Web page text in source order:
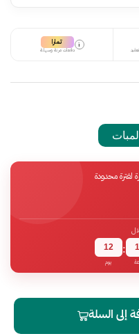
i تمارا
دفعات مرنة وسهلة
لفترة محدودة
12
يوم
:
إلى السلة